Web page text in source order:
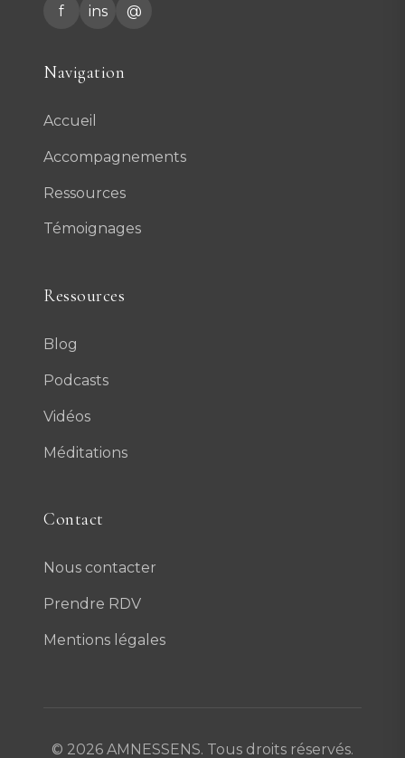
f ins @
Navigation
Accueil
Accompagnements
Ressources
Témoignages
Ressources
Blog
Podcasts
Vidéos
Méditations
Contact
Nous contacter
Prendre RDV
Mentions légales
© 2026 AMNESSENS. Tous droits réservés.